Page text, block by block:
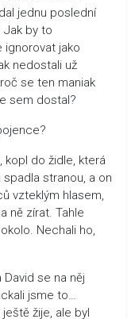
jednu poslední
Jak by to
ignorovat jako
nedostali už
se ten maniak
sem dostal?
kopl do židle, která
stranou, a on
vzteklým hlasem,
ně zírat. Tahle
Nechali ho,
David se na něj
jsme to…
žije, ale byl